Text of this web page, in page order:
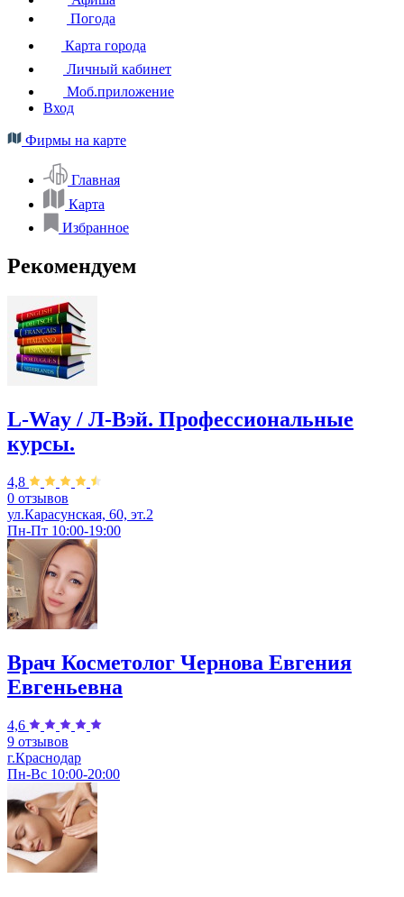
Погода
Карта города
Личный кабинет
Моб.приложение
Вход
Фирмы на карте
Главная
Карта
Избранное
Рекомендуем
L-Way / Л-Вэй. Профессиональные
курсы.
4,8
0 отзывов
ул.Карасунская, 60, эт.2
Пн-Пт 10:00-19:00
Врач Косметолог Чернова Евгения
Евгеньевна
4,6
9 отзывов
г.Краснодар
Пн-Вс 10:00-20:00